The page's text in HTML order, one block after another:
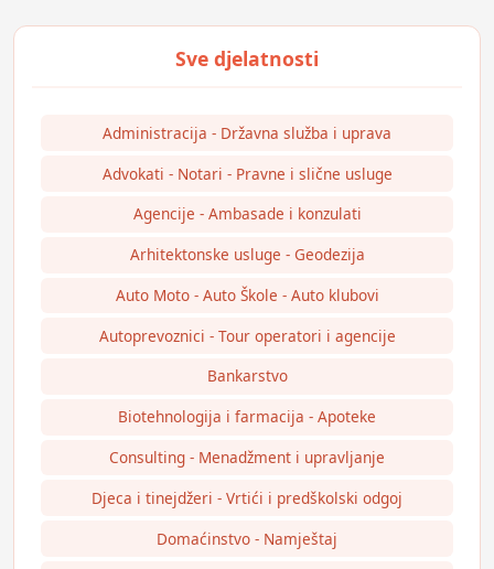
Administracija - Državna služba i uprava
Advokati - Notari - Pravne i slične usluge
Agencije - Ambasade i konzulati
Arhitektonske usluge - Geodezija
Auto Moto - Auto Škole - Auto klubovi
Autoprevoznici - Tour operatori i agencije
Bankarstvo
Biotehnologija i farmacija - Apoteke
Consulting - Menadžment i upravljanje
Djeca i tinejdžeri - Vrtići i predškolski odgoj
Domaćinstvo - Namještaj